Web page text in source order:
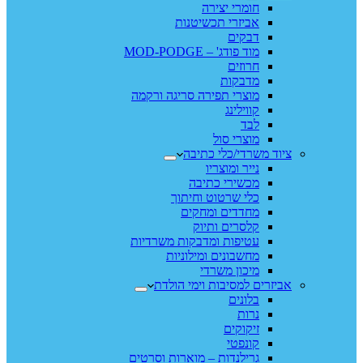
חומרי יצירה
אביזרי תכשיטנות
דבקים
מוד פודג' – MOD-PODGE
חרוזים
מדבקות
מוצרי תפירה סריגה ורקמה
קווילינג
לבד
מוצרי סול
ציוד משרדי/כלי כתיבה
נייר ומוצריו
מכשירי כתיבה
כלי שרטוט וחיתוך
מחדדים ומחקים
קלסרים ותיוק
עטיפות ומדבקות משרדיות
מחשבונים ומילוניות
מיכון משרדי
אביזרים למסיבות וימי הולדת
בלונים
נרות
זיקוקים
קונפטי
גרילנדות – מוארות וסרטים